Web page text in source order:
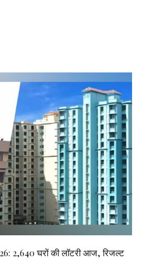
2,640 घरों की लॉटरी आज, रिजल्ट